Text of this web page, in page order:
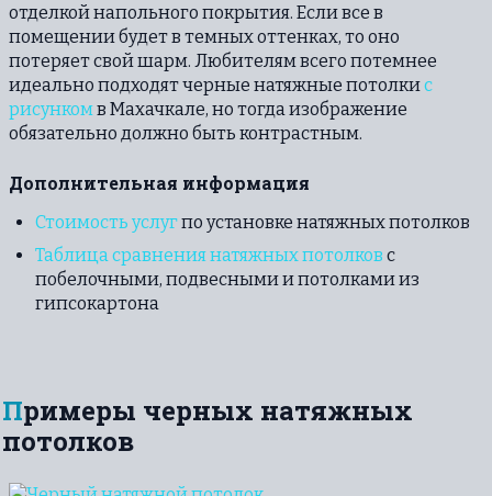
отделкой напольного покрытия. Если все в
помещении будет в темных оттенках, то оно
потеряет свой шарм. Любителям всего потемнее
идеально подходят черные натяжные потолкис
рисункомв Махачкале, но тогда изображение
обязательно должно быть контрастным.
Дополнительная информация
Стоимость услугпо установке натяжных потолков
Таблица сравнения натяжных потолков с
побелочными, подвесными и потолками из
гипсокартона
Примеры черных натяжных
потолков